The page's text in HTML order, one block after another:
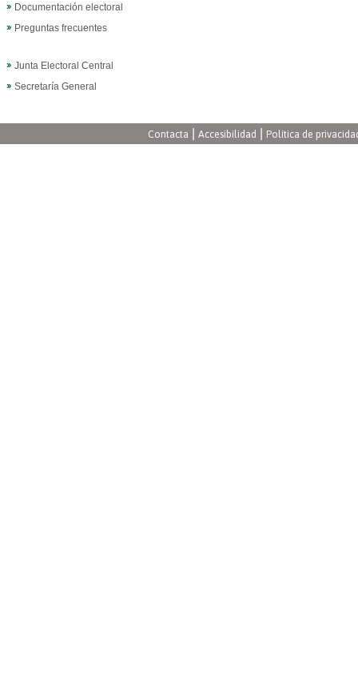
Documentación electoral
Preguntas frecuentes
Junta Electoral Central
Secretaría General
Contacta Accesibilidad Política de